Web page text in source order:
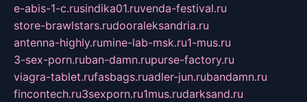
e-abis-1-c.rusindika01.ruvenda-festival.ru
store-brawlstars.rudooraleksandria.ru
antenna-highly.rumine-lab-msk.ru1-mus.ru
3-sex-porn.ruban-damn.rupurse-factory.ru
viagra-tablet.rufasbags.ruadler-jun.rubandamn.ru
fincontech.ru3sexporn.ru1mus.rudarksand.ru